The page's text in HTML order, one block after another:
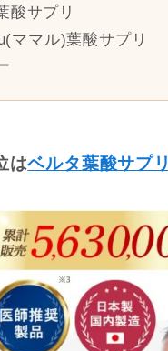
酸サプリ
ママル)葉酸サプリ
はベルタ葉酸サプリ